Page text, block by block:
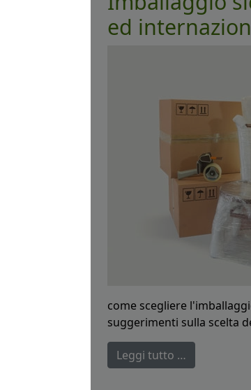
ed
come scegliere
suggerimenti sulla scelta
Leggi tutto …